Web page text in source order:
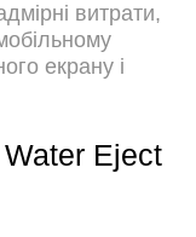
витрати,
екрану і
на
вам усі
швидка
Eject